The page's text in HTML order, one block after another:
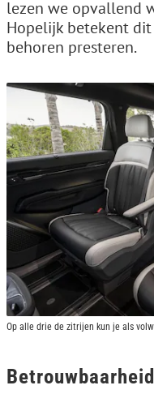
lezen we opvallend
Hopelijk betekent
behoren presteren.
Op alle drie de zitrijen kun je als
Betrouwbaarheid